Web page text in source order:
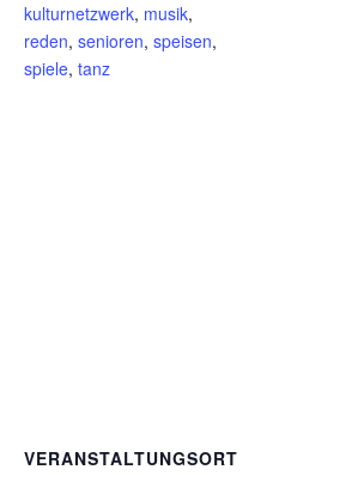
kulturnetzwerk, musik,
reden, senioren, speisen,
spiele, tanz
VERANSTALTUNGSORT